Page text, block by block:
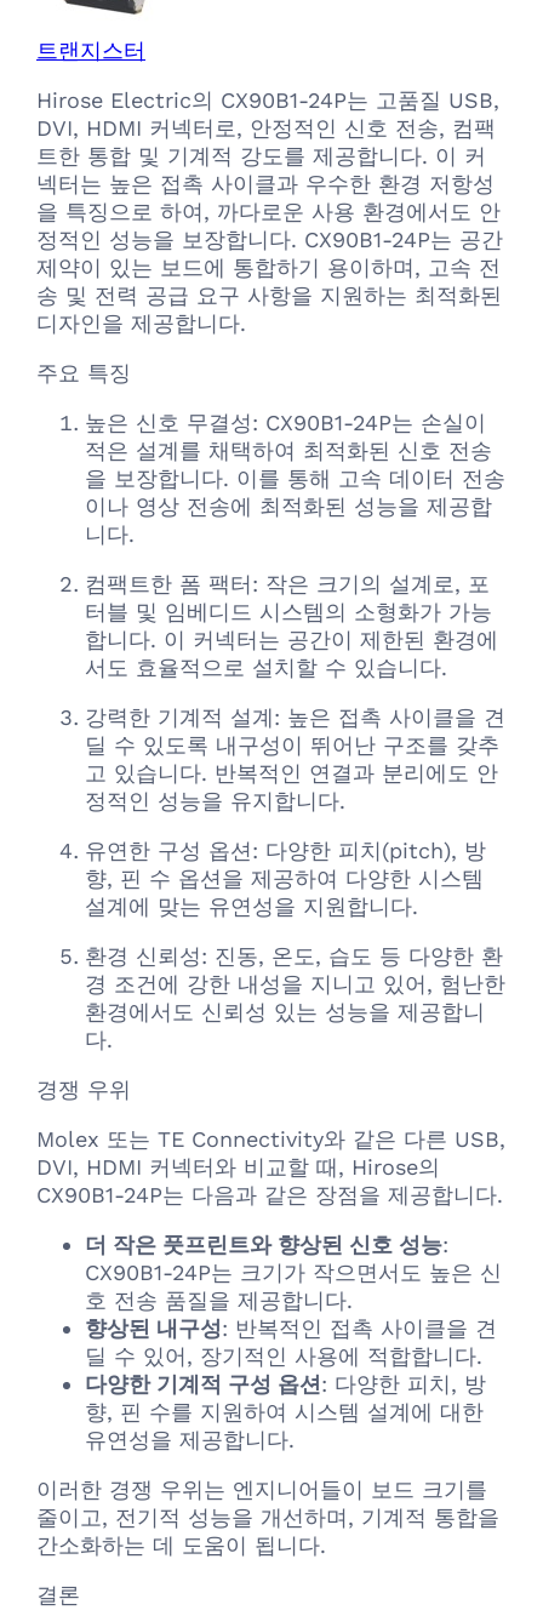
트랜지스터
Hirose Electric의 CX90B1-24P는 고품질 USB,
DVI, HDMI 커넥터로, 안정적인 신호 전송, 컴팩
트한 통합 및 기계적 강도를 제공합니다. 이 커
넥터는 높은 접촉 사이클과 우수한 환경 저항성
을 특징으로 하여, 까다로운 사용 환경에서도 안
정적인 성능을 보장합니다. CX90B1-24P는 공간
제약이 있는 보드에 통합하기 용이하며, 고속 전
송 및 전력 공급 요구 사항을 지원하는 최적화된
디자인을 제공합니다.
주요 특징
높은 신호 무결성: CX90B1-24P는 손실이
적은 설계를 채택하여 최적화된 신호 전송
을 보장합니다. 이를 통해 고속 데이터 전송
이나 영상 전송에 최적화된 성능을 제공합
니다.
컴팩트한 폼 팩터: 작은 크기의 설계로, 포
터블 및 임베디드 시스템의 소형화가 가능
합니다. 이 커넥터는 공간이 제한된 환경에
서도 효율적으로 설치할 수 있습니다.
강력한 기계적 설계: 높은 접촉 사이클을 견
딜 수 있도록 내구성이 뛰어난 구조를 갖추
고 있습니다. 반복적인 연결과 분리에도 안
정적인 성능을 유지합니다.
유연한 구성 옵션: 다양한 피치(pitch), 방
향, 핀 수 옵션을 제공하여 다양한 시스템
설계에 맞는 유연성을 지원합니다.
환경 신뢰성: 진동, 온도, 습도 등 다양한 환
경 조건에 강한 내성을 지니고 있어, 험난한
환경에서도 신뢰성 있는 성능을 제공합니
다.
경쟁 우위
Molex 또는 TE Connectivity와 같은 다른 USB,
DVI, HDMI 커넥터와 비교할 때, Hirose의
CX90B1-24P는 다음과 같은 장점을 제공합니다.
더 작은 풋프린트와 향상된 신호 성능:
CX90B1-24P는 크기가 작으면서도 높은 신
호 전송 품질을 제공합니다.
향상된 내구성: 반복적인 접촉 사이클을 견
딜 수 있어, 장기적인 사용에 적합합니다.
다양한 기계적 구성 옵션: 다양한 피치, 방
향, 핀 수를 지원하여 시스템 설계에 대한
유연성을 제공합니다.
이러한 경쟁 우위는 엔지니어들이 보드 크기를
줄이고, 전기적 성능을 개선하며, 기계적 통합을
간소화하는 데 도움이 됩니다.
결론